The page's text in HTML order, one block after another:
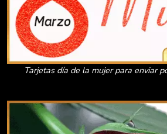
Tarjetas día de la mujer para enviar